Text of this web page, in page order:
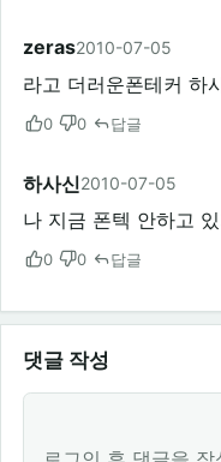
zeras2010-07-05
라고 더러운폰테커 하
0 0 답글
하사신2010-07-05
나 지금 폰텍 안하고
0 0 답글
댓글 작성